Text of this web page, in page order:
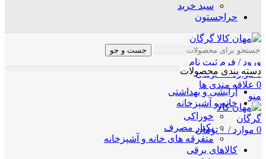
سبد خرید
حراجستون
جست و جو
ورود / فرم ثبت نام
0 موارد / ۰ تومان
0 علاقه مندی ها
منو
0 موارد / ۰ تومان
دسته بندی محصولات
آرایشی و بهداشتی
خانه و آشپزخانه
خوراکی
یکبار مصرف
متفرقه های خانه و آشپزخانه
کالاهای برقی